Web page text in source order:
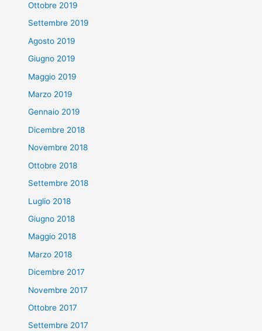
Ottobre 2019
Settembre 2019
Agosto 2019
Giugno 2019
Maggio 2019
Marzo 2019
Gennaio 2019
Dicembre 2018
Novembre 2018
Ottobre 2018
Settembre 2018
Luglio 2018
Giugno 2018
Maggio 2018
Marzo 2018
Dicembre 2017
Novembre 2017
Ottobre 2017
Settembre 2017